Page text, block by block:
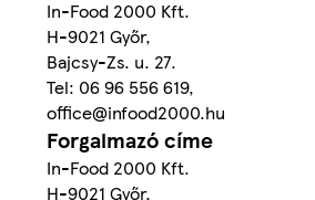
In-Food 2000 Kft.
H-9021 Győr,
Bajcsy-Zs. u. 27.
Tel: 06 96 556 619,
office@infood2000.hu
Forgalmazó címe
In-Food 2000 Kft.
H-9021 Győr,